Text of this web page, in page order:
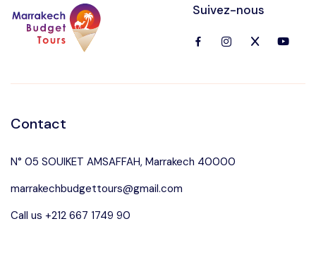
Suivez-nous
Contact
N° 05 SOUIKET AMSAFFAH, Marrakech 40000
marrakechbudgettours@gmail.com
Call us +212 667 1749 90